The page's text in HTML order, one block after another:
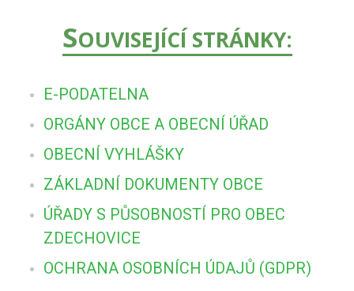
SOUVISEJÍCÍ STRÁNKY:
E-PODATELNA
ORGÁNY OBCE A OBECNÍ ÚŘAD
OBECNÍ VYHLÁŠKY
ZÁKLADNÍ DOKUMENTY OBCE
ÚŘADY S PŮSOBNOSTÍ PRO OBEC
ZDECHOVICE
OCHRANA OSOBNÍCH ÚDAJŮ (GDPR)